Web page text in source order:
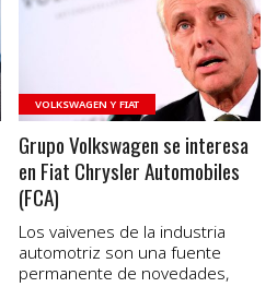
VER NOTA
VOLKSWAGEN Y FIAT
Grupo Volkswagen se interesa
en Fiat Chrysler Automobiles
(FCA)
Los vaivenes de la industria
automotriz son una fuente
permanente de novedades,